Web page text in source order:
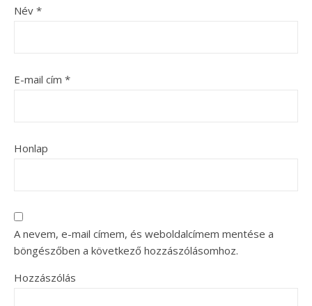
Név *
E-mail cím *
Honlap
A nevem, e-mail címem, és weboldalcímem mentése a
böngészőben a következő hozzászólásomhoz.
Hozzászólás